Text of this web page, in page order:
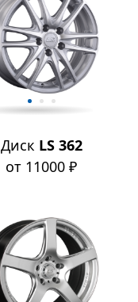
Диск LS 362
от 11000 ₽